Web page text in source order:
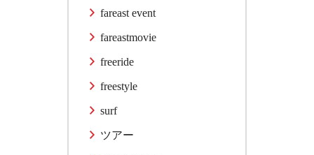
fareast event
fareastmovie
freeride
freestyle
surf
ツアー